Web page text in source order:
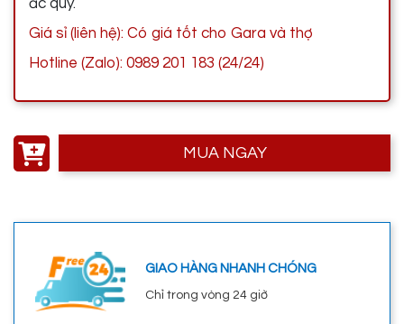
ắc quy.
Giá sỉ (liên hệ): Có giá tốt cho Gara và thợ
Hotline (Zalo): 0989 201 183 (24/24)
MUA NGAY
GIAO HÀNG NHANH CHÓNG
Chỉ trong vòng 24 giờ